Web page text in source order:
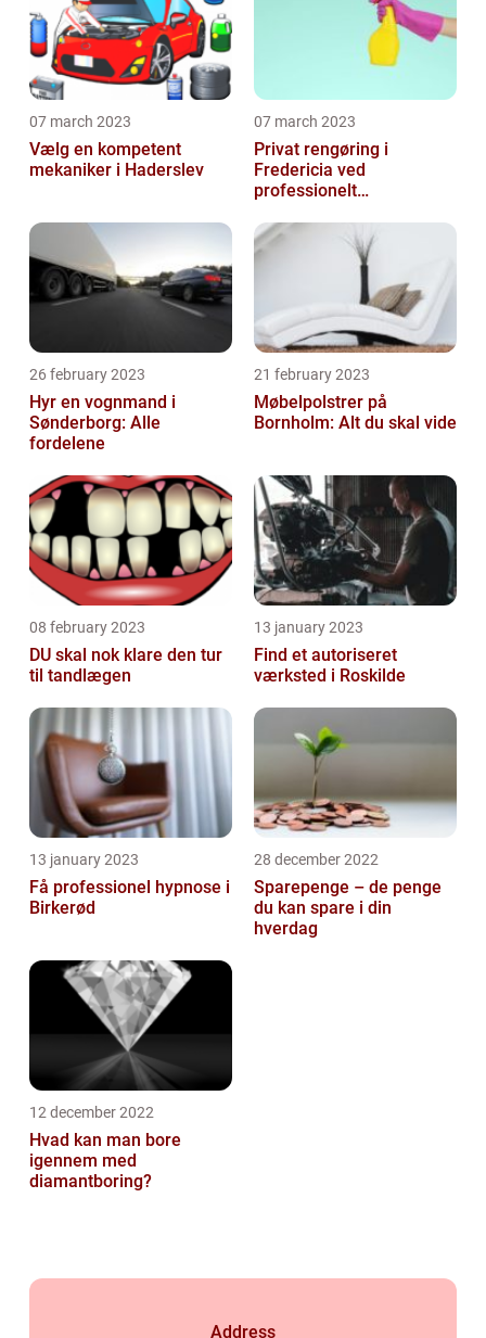
07 march 2023
Vælg en kompetent
mekaniker i Haderslev
07 march 2023
Privat rengøring i
Fredericia ved
professionelt
26 february 2023
Hyr en vognmand i
Sønderborg: Alle
fordelene
21 february 2023
Møbelpolstrer på
Bornholm: Alt du skal vide
08 february 2023
DU skal nok klare den tur
til tandlægen
13 january 2023
Find et autoriseret
værksted i Roskilde
13 january 2023
Få professionel hypnose i
Birkerød
28 december 2022
Sparepenge – de penge
du kan spare i din
hverdag
12 december 2022
Hvad kan man bore
igennem med
diamantboring?
Address